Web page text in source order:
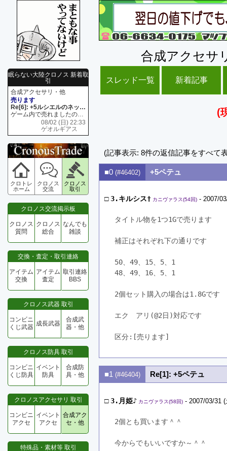
眠らない大陸クロノス 新着取
引
合成アクセサリ・他
売ります
Re[6]: +5ルシエルのネックレス
ゲーム内で売れましたので 在庫がネク1 リング4 となります リングのお値段は80G といたします
08/02 (日) 22:33
ゲオルギアス
クロトレ
ホーム
クロノス
交流
クロノス
取引
クロノス交流掲示板
クロノス
質問
クロノス
総合
なんでも
雑談
交換・査定・取引連絡
アイテム
交換
アイテム
査定
取引連絡
BBS
クロノス武器 取引
コンビニ
くじ武器 成長武器
合成武
器・他
クロノス防具 取引
コンビニ
くじ防具
イベント
防具
合成防
具・他
クロノスアクセサリ 取引
コンビニ
アクセ
イベント
アクセ
合成アク
セ・他
特殊品・素材等 取引
合成アクセサ
スレッド一覧 新着記事
(
(記事表示: 8件の返信記事をすべて
■0 (#46402) +5ペテュ
□3.キルシス† カニヴァラス(54回) - 2007/
タイトル物を1つ1Gで売ります
補正はそれぞれ下の通りです
50、49、15、5、1
48、49、16、5、1
2個セット購入の場合は1.8Gです
エク　アリ(@2日)対応です
区分:[売ります]
■1 (#46404) Re[1]: +5ペテュ
□3.月姫♪ カニヴァラス(58回) - 2007/03/31
2個とも買います＾＾
今からでもいいですか～＾＾